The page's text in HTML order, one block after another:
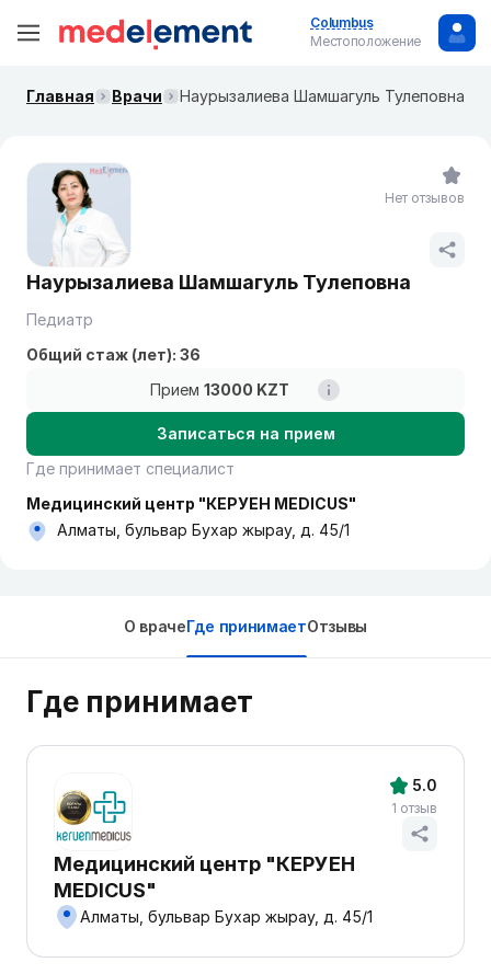
Columbus
Местоположение
Главная Врачи Наурызалиева Шамшагуль Тулеповна
Наурызалиева Шамшагуль Тулеповна
Педиатр
Общий стаж (лет): 36
Прием 13000 KZT
Записаться на прием
Где принимает специалист
Медицинский центр "КЕРУЕН MEDICUS"
Алматы, бульвар Бухар жырау, д. 45/1
Нет отзывов
О врачеГде принимаетОтзывы
Где принимает
Медицинский центр "КЕРУЕН
MEDICUS"
Алматы, бульвар Бухар жырау, д. 45/1
5.0
1 отзыв